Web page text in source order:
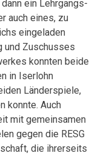
ein Lehrgangs-
auch eines, zu
eingeladen
und Zuschusses
konnten beide
in Iserlohn
Länderspiele,
konnte. Auch
mit gemeinsamen
gegen die RESG
die ihrerseits